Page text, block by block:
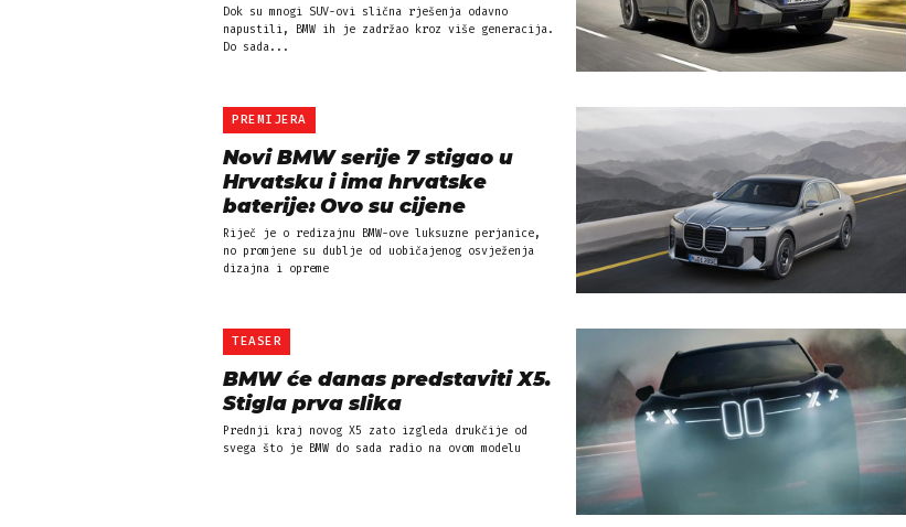
Dok su mnogi SUV-ovi slična rješenja odavno
napustili, BMW ih je zadržao kroz više generacija.
Do sada...
PREMIJERA
Novi BMW serije 7 stigao u
Hrvatsku i ima hrvatske
baterije: Ovo su cijene
Riječ je o redizajnu BMW-ove luksuzne perjanice,
no promjene su dublje od uobičajenog osvježenja
dizajna i opreme
TEASER
BMW će danas predstaviti X5.
Stigla prva slika
Prednji kraj novog X5 zato izgleda drukčije od
svega što je BMW do sada radio na ovom modelu